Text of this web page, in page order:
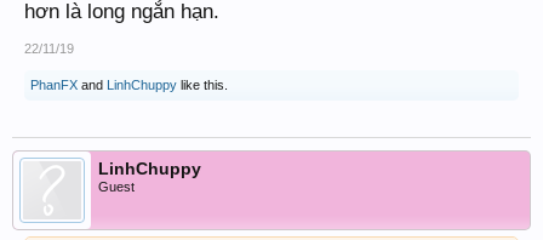
hơn là long ngắn hạn.
22/11/19
PhanFX and LinhChuppy like this.
LinhChuppy
Guest